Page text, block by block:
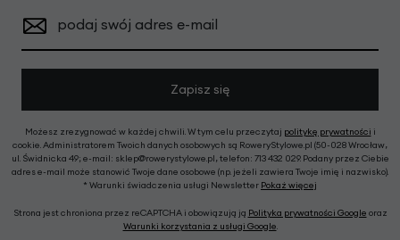
podaj swój adres e-mail
Zapisz się
Możesz zrezygnować w każdej chwili. W tym celu przeczytaj politykę prywatności i
cookie. Administratorem Twoich danych osobowych są RoweryStylowe.pl (50-028 Wrocław,
ul. Świdnicka 49; e-mail: sklep@rowerystylowe.pl, telefon: 713 432 029. Podany przez Ciebie
adres e-mail może stanowić Twoje dane osobowe (np. jeżeli zawiera Twoje imię i nazwisko).
* Warunki świadczenia usługi Newsletter Pokaż więcej
Strona jest chroniona przez reCAPTCHA i obowiązują ją Polityka prywatności Google oraz
Warunki korzystania z usługi Google.